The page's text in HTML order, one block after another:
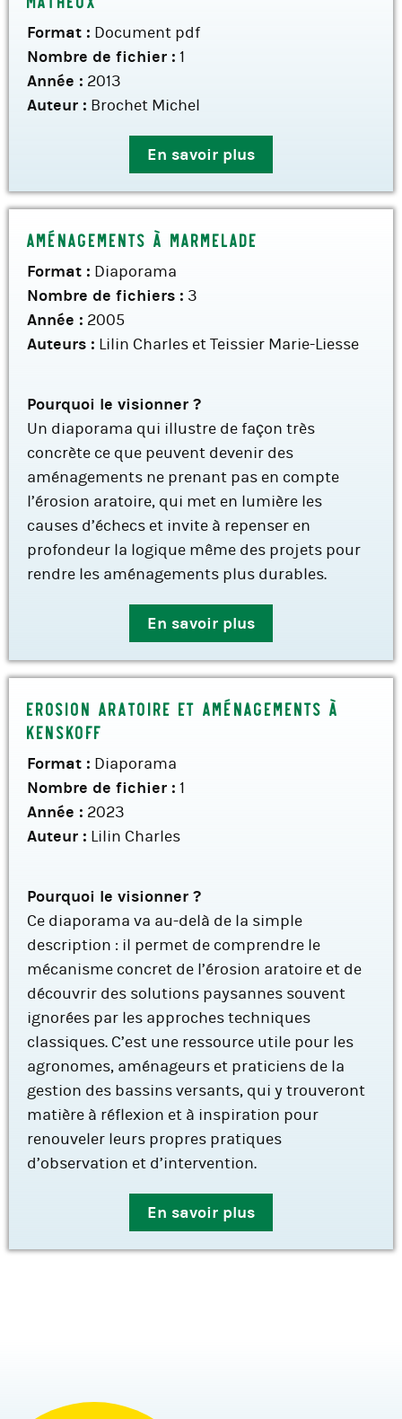
Format : Document pdf
Nombre de fichier : 1
Année : 2013
Auteur : Brochet Michel
En savoir plus
Aménagements à Marmelade
Format : Diaporama
Nombre de fichiers : 3
Année : 2005
Auteurs : Lilin Charles et Teissier Marie-Liesse
Pourquoi le visionner ?
Un diaporama qui illustre de façon très
concrète ce que peuvent devenir des
aménagements ne prenant pas en compte
l’érosion aratoire, qui met en lumière les
causes d’échecs et invite à repenser en
profondeur la logique même des projets pour
rendre les aménagements plus durables.
En savoir plus
Erosion aratoire et aménagements à
Kenskoff
Format : Diaporama
Nombre de fichier : 1
Année : 2023
Auteur : Lilin Charles
Pourquoi le visionner ?
Ce diaporama va au-delà de la simple
description : il permet de comprendre le
mécanisme concret de l’érosion aratoire et de
découvrir des solutions paysannes souvent
ignorées par les approches techniques
classiques. C’est une ressource utile pour les
agronomes, aménageurs et praticiens de la
gestion des bassins versants, qui y trouveront
matière à réflexion et à inspiration pour
renouveler leurs propres pratiques
d’observation et d’intervention.
En savoir plus